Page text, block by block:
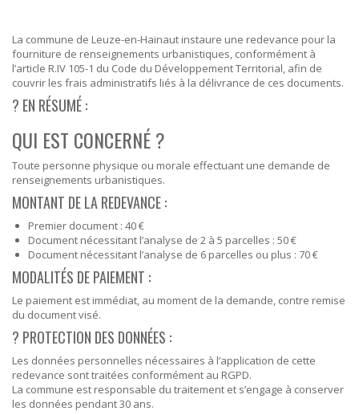
La commune de Leuze-en-Hainaut instaure une redevance pour la
fourniture de renseignements urbanistiques, conformément à
l’article R.IV 105-1 du Code du Développement Territorial, afin de
couvrir les frais administratifs liés à la délivrance de ces documents.
? EN RÉSUMÉ :
QUI EST CONCERNÉ ?
Toute personne physique ou morale effectuant une demande de
renseignements urbanistiques.
MONTANT DE LA REDEVANCE :
Premier document : 40 €
Document nécessitant l’analyse de 2 à 5 parcelles : 50 €
Document nécessitant l’analyse de 6 parcelles ou plus : 70 €
MODALITÉS DE PAIEMENT :
Le paiement est immédiat, au moment de la demande, contre remise
du document visé.
?️ PROTECTION DES DONNÉES :
Les données personnelles nécessaires à l’application de cette
redevance sont traitées conformément au RGPD.
La commune est responsable du traitement et s’engage à conserver
les données pendant 30 ans.